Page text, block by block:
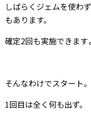
しばらくジェムを使わ
もあります。
確定2回も実施できます
そんなわけでスタート。
1回目は全く何も出ず。